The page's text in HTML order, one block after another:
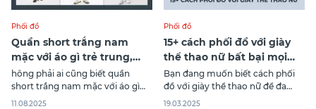
Phối đồ
Quần short trắng nam
mặc với áo gì trẻ trung,
thời trang?
hông phải ai cũng biết quần
short trắng nam mặc với áo gì
cho hài hòa và thời thượng nhất.
11.08.2025
Phối đồ
15+ cách phối đồ với giày
thể thao nữ bất bại mọi
phong cách
Bạn đang muốn biết cách phối
đồ với giày thể thao nữ để đa
dạng phong cách trong tủ đồ
19.03.2025